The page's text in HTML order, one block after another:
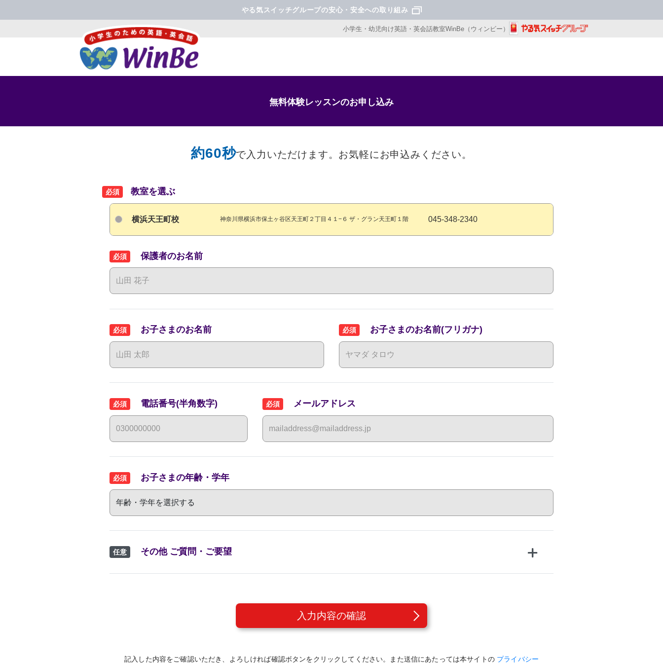
やる気スイッチグループの安心・安全への取り組み
小学生・幼児向け英語・英会話教室WinBe（ウィンビー）
無料体験レッスンのお申し込み
約60秒で入力いただけます。 お気軽にお申込みください。
必須 教室を選ぶ
横浜天王町校 神奈川県横浜市保土ヶ谷区天王町２丁目４１−６ ザ・グラン天王町１階 045-348-2340
必須 保護者のお名前
必須 お子さまのお名前 必須 お子さまのお名前(フリガナ)
必須 電話番号(半角数字) 必須 メールアドレス
必須 お子さまの年齢・学年
任意 その他 ご質問・ご要望
入力内容の確認
記入した内容をご確認いただき、よろしければ確認ボタンをクリックしてください。また送信にあたっては本サイトの プライバシー